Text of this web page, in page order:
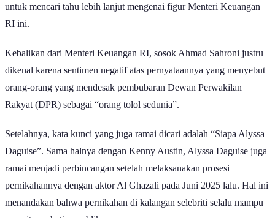
untuk mencari tahu lebih lanjut mengenai figur Menteri Keuangan
RI ini.
Kebalikan dari Menteri Keuangan RI, sosok Ahmad Sahroni justru
dikenal karena sentimen negatif atas pernyataannya yang menyebut
orang-orang yang mendesak pembubaran Dewan Perwakilan
Rakyat (DPR) sebagai “orang tolol sedunia”.
Setelahnya, kata kunci yang juga ramai dicari adalah “Siapa Alyssa
Daguise”. Sama halnya dengan Kenny Austin, Alyssa Daguise juga
ramai menjadi perbincangan setelah melaksanakan prosesi
pernikahannya dengan aktor Al Ghazali pada Juni 2025 lalu. Hal ini
menandakan bahwa pernikahan di kalangan selebriti selalu mampu